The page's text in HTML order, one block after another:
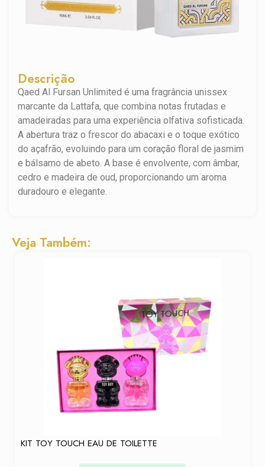
Descrição
Qaed Al Fursan Unlimited é uma fragrância unissex
marcante da Lattafa, que combina notas frutadas e
amadeiradas para uma experiência olfativa sofisticada.
A abertura traz o frescor do abacaxi e o toque exótico
do açafrão, evoluindo para um coração floral de jasmim
e bálsamo de abeto. A base é envolvente, com âmbar,
cedro e madeira de oud, proporcionando um aroma
duradouro e elegante.
Veja Também:
KIT TOY TOUCH EAU DE TOILETTE